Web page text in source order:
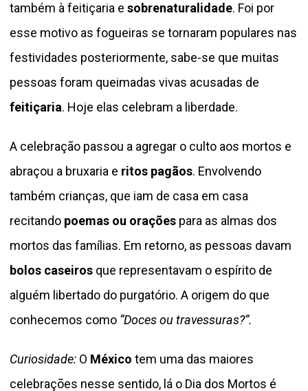
também à feitiçaria e sobrenaturalidade. Foi por
esse motivo as fogueiras se tornaram populares nas
festividades posteriormente, sabe-se que muitas
pessoas foram queimadas vivas acusadas de
feitiçaria. Hoje elas celebram a liberdade.
A celebração passou a agregar o culto aos mortos e
abraçou a bruxaria e ritos pagãos. Envolvendo
também crianças, que iam de casa em casa
recitando poemas ou orações para as almas dos
mortos das famílias. Em retorno, as pessoas davam
bolos caseiros que representavam o espírito de
alguém libertado do purgatório. A origem do que
conhecemos como “Doces ou travessuras?”.
Curiosidade: O México tem uma das maiores
celebrações nesse sentido, lá o Dia dos Mortos é